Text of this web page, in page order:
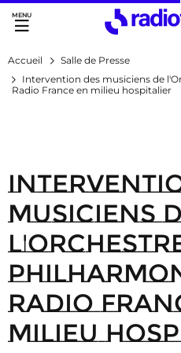
Accès direct :
Menu principal
Accueil
Salle de Presse
Intervention des musiciens de
Radio France en milieu hospitalier
musiciens
Radio
milieu